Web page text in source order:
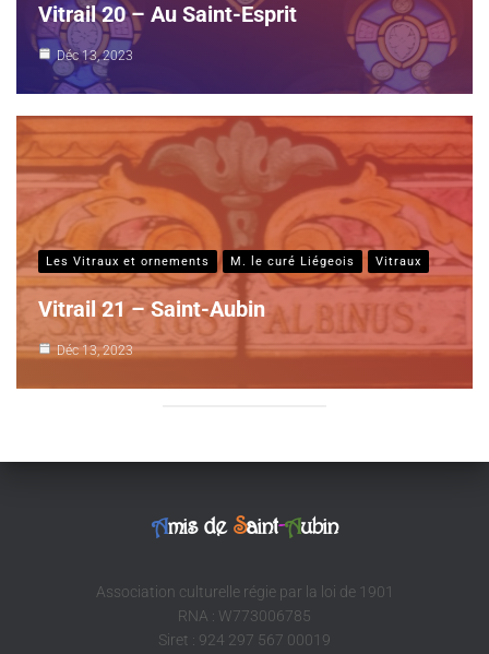
Vitrail 20 – Au Saint-Esprit
Déc 13, 2023
Les Vitraux et ornements M. le curé Liégeois Vitraux
Vitrail 21 – Saint-Aubin
Déc 13, 2023
Amis de Saint-Aubin
Association culturelle régie par la loi de 1901
RNA : W773006785
Siret : 924 297 567 00019